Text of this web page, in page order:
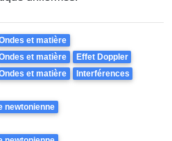
et matière
et matière
Effet Doppler
et matière
Interférences
newtonienne